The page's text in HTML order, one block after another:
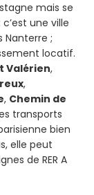
mais se
une ville
Nanterre ;
locatif.
Valérien,
,
, Chemin de
transports
bien
elle peut
de RER A